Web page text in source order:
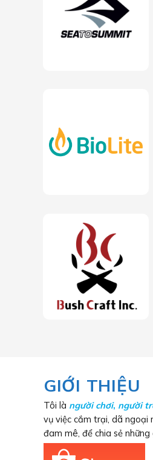
GIỚI THIỆU
Tôi là người chơi, người
vụ việc cắm trại, dã ngoại
đam mê, để chia sẻ